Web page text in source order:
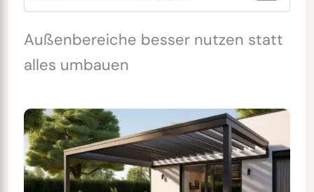
Außenbereiche besser nutzen statt
alles umbauen